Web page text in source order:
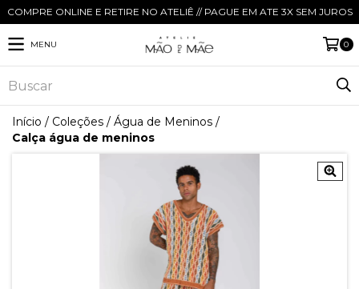
COMPRE ONLINE E RETIRE NO ATELIÊ // PAGUE EM ATE 3X SEM JUROS
MENU 0
Início / Coleções / Água de Meninos /
Calça água de meninos